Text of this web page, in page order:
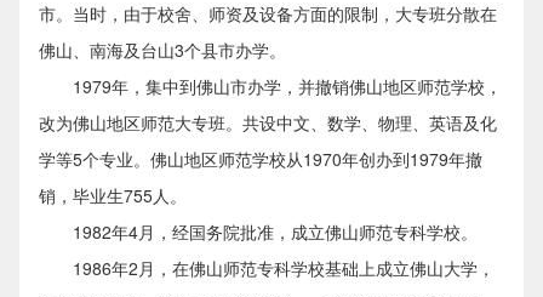
市。当时，由于校舍、师资及设备方面的限制，大专班分散在
佛山、南海及台山3个县市办学。
1979年，集中到佛山市办学，并撤销佛山地区师范学校，
改为佛山地区师范大专班。共设中文、数学、物理、英语及化
学等5个专业。佛山地区师范学校从1970年创办到1979年撤
销，毕业生755人。
1982年4月，经国务院批准，成立佛山师范专科学校。
1986年2月，在佛山师范专科学校基础上成立佛山大学，